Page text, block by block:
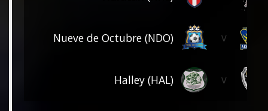
Nueve de Octubre (NDO) v
Halley (HAL) v